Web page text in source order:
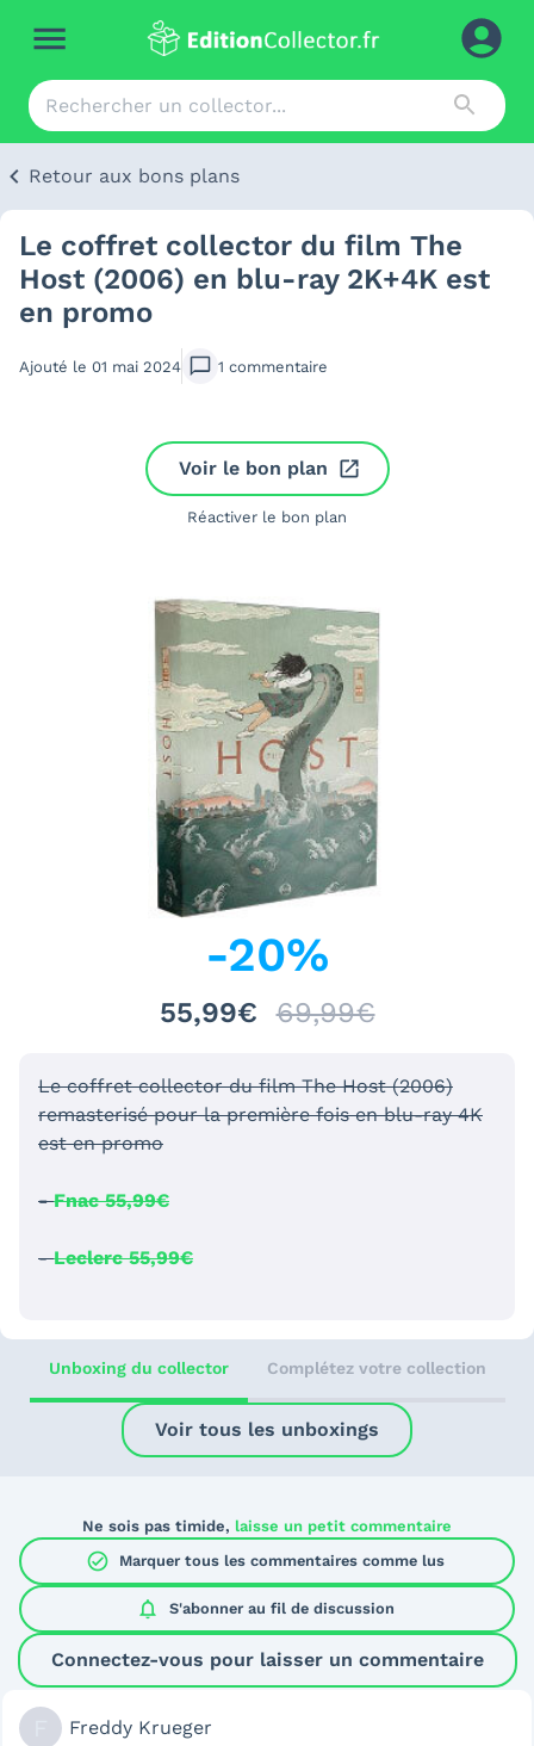
Retour aux bons plans
Le coffret collector du film The
Host (2006) en blu-ray 2K+4K est
en promo
Ajouté le 01 mai 2024 1 commentaire
Voir le bon plan
Réactiver le bon plan
-20%
55,99€ 69,99€
Le coffret collector du film The Host (2006)
remasterisé pour la première fois en blu-ray 4K
est en promo
-Fnac 55,99€
-Leclerc 55,99€
Unboxing du collector Complétez votre collection
Voir tous les unboxings
Ne sois pas timide, laisse un petit commentaire
check_circle Marquer tous les commentaires comme lus
notifications S'abonner au fil de discussion
Connectez-vous pour laisser un commentaire
Freddy Krueger